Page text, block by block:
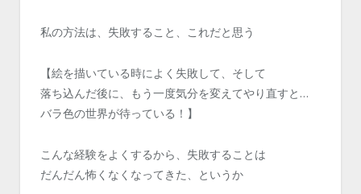
私の方法は、失敗すること、これだと思う
【絵を描いている時によく失敗して、そして
落ち込んだ後に、もう一度気分を変えてやり直すと…
バラ色の世界が待っている！】
こんな経験をよくするから、失敗することは
だんだん怖くなくなってきた、というか